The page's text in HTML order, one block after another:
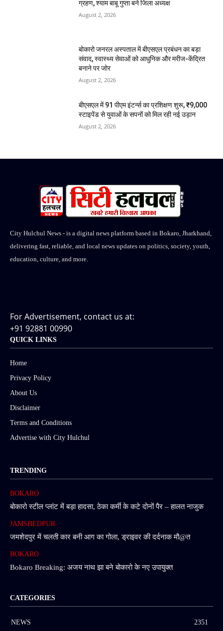
ग्रहण, श्याम बाबू गुप्ता बने जिला अध्यक्ष
August 2, 2026
बोकारो जनरल अस्पताल में बीएसएल प्रबंधन का बड़ा
संवाद, स्वास्थ्य सेवाओं को आधुनिक और मरीज-केंद्रित
बनाने पर जोर
August 2, 2026
बीएसएल में 91 पीएम इंटर्न्स का प्रशिक्षण शुरू, ₹9,000
स्टाइपेंड से युवाओं के सपनों को मिल रही नई उड़ान
August 2, 2026
City Hulchul News - is a digital news platform based in Bokaro, Jharkhand,
delivering fast, reliable, and local news updates on politics, society, youth,
education, culture, and more.
For Advertisement, contact us at:
+91 92881 00990
QUICK LINKS
Home
Privacy Policy
About Us
Disclaimer
Terms and Conditions
Advertise with City Hulchul
TRENDING
BOKARO
बोकारो स्टील प्लांट में बड़ा हादसा, ठेका कर्मी के कटे दोनों पैर – हालत नाजुक
JAMSHEDPUR
जमशेदपुर में चलती कार बनी आग का गोला, ड्राइवर की दर्दनाक मौ@त
BOKARO
Bokaro Breaking: अजय नाथ झा बने बोकारो के नए उपायुक्त
CATEGORIES
NEWS 2351